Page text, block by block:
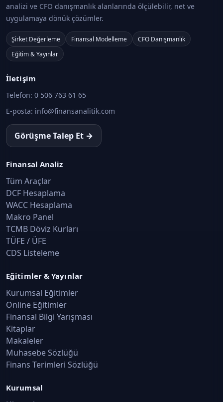
analizi ve CFO danışmanlık alanlarında ölçülebilir, net ve
uygulamaya dönük çözümler.
Şirket Değerleme Finansal Modelleme
CFO Danışmanlık
Eğitim & Yayınlar
İletişim
Telefon: 0 506 763 61 65
E-posta: info@finansanalitik.com
Görüşme Talep Et →
Finansal Analiz
Tüm Araçlar
DCF Hesaplama
WACC Hesaplama
Makro Panel
TCMB Döviz Kurları
TÜFE / ÜFE
CDS Listeleme
Eğitimler & Yayınlar
Kurumsal Eğitimler
Online Eğitimler
Finansal Bilgi Yarışması
Kitaplar
Makaleler
Muhasebe Sözlüğü
Finans Terimleri Sözlüğü
Kurumsal